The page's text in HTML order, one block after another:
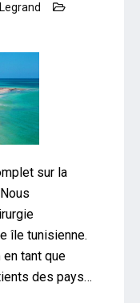
sur la
île tunisienne.
en tant que
des pays…